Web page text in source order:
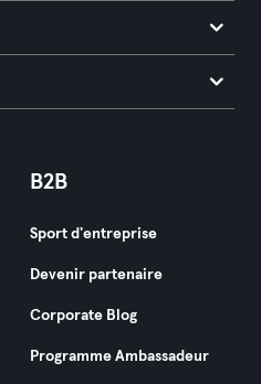
B2B
Sport d'entreprise
Devenir partenaire
Corporate Blog
Programme Ambassadeur